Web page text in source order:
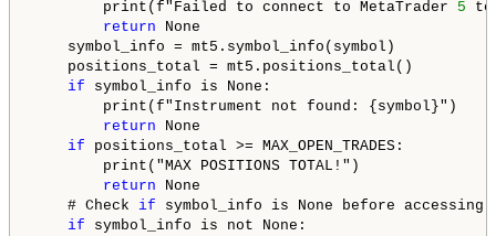
print(f"Failed to connect to MetaTrader 5
return None
symbol_info = mt5.symbol_info(symbol)
positions_total = mt5.positions_total()
if symbol_info is None:
print(f"Instrument not found: {symbol}")
return None
if positions_total >= MAX_OPEN_TRADES:
print("MAX POSITIONS TOTAL!")
return None
# Check if symbol_info is None before
if symbol_info is not None: